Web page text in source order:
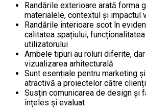
Randările exterioare arată forma
materialele, contextul și impactul
Randările interioare scot în
calitatea spațiului,
utilizatorului
Ambele tipuri au roluri diferite,
vizualizarea arhitecturală
Sunt esențiale pentru marketing
atractivă a proiectelor către
Susțin comunicarea de design și
înțeles și evaluat